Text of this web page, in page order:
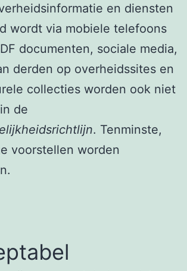
en diensten
wordt via mobiele telefoons
documenten, sociale media,
derden op overheidssites en
collecties worden ook niet
de
. Tenminste,
voorstellen worden